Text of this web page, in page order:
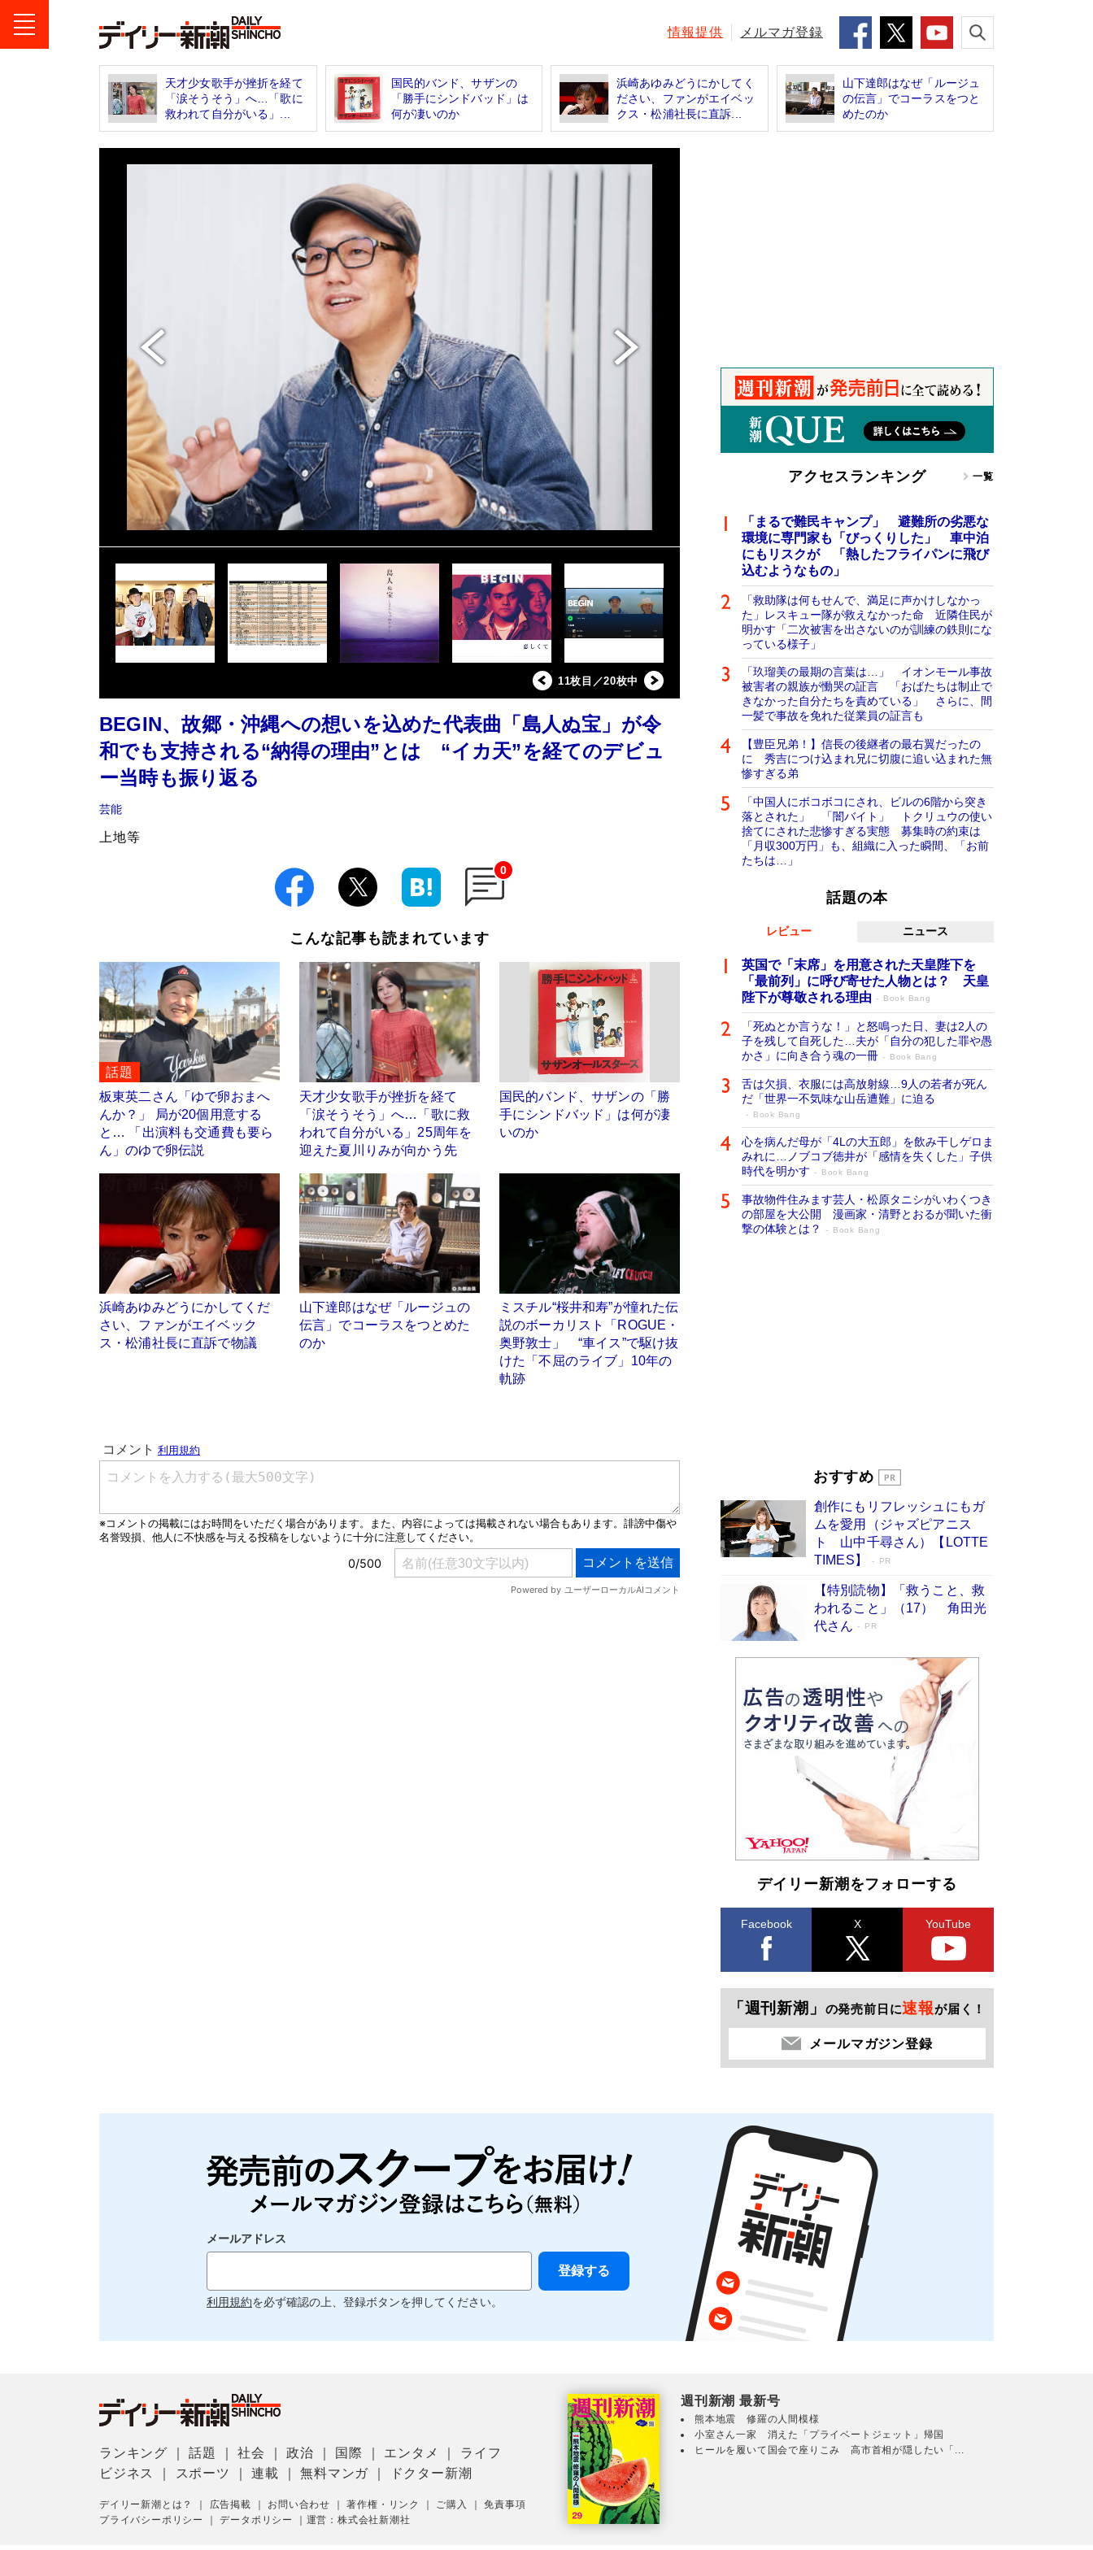
情報提供 メルマガ登録
天才少女歌手が挫折を経て
「涙そうそう」へ…「歌に
救われて自分がいる」...
国民的バンド、サザンの
「勝手にシンドバッド」は
何が凄いのか
浜崎あゆみどうにかしてく
ださい、ファンがエイベッ
クス・松浦社長に直訴...
山下達郎はなぜ「ルージュ
の伝言」でコーラスをつと
めたのか
11枚目／20枚中
BEGIN、故郷・沖縄への想いを込めた代表曲「島人ぬ宝」が令
和でも支持される“納得の理由”とは “イカ天”を経てのデビュ
ー当時も振り返る
芸能
上地等
0
こんな記事も読まれています
話題
板東英二さん「ゆで卵おまへ
んか？」 局が20個用意する
と… 「出演料も交通費も要ら
ん」のゆで卵伝説
天才少女歌手が挫折を経て
「涙そうそう」へ…「歌に救
われて自分がいる」25周年を
迎えた夏川りみが向かう先
国民的バンド、サザンの「勝
手にシンドバッド」は何が凄
いのか
浜崎あゆみどうにかしてくだ
さい、ファンがエイベック
ス・松浦社長に直訴で物議
山下達郎はなぜ「ルージュの
伝言」でコーラスをつとめた
のか
ミスチル“桜井和寿”が憧れた伝
説のボーカリスト「ROGUE・
奥野敦士」 “車イス”で駆け抜
けた「不屈のライブ」10年の
軌跡
アクセスランキング 一覧
「まるで難民キャンプ」 避難所の劣悪な
環境に専門家も「びっくりした」 車中泊
にもリスクが 「熱したフライパンに飛び
込むようなもの」
「救助隊は何もせんで、満足に声かけしなかっ
た」レスキュー隊が救えなかった命 近隣住民が
明かす「二次被害を出さないのが訓練の鉄則にな
っている様子」
「玖瑠美の最期の言葉は…」 イオンモール事故
被害者の親族が慟哭の証言 「おばたちは制止で
きなかった自分たちを責めている」 さらに、間
一髪で事故を免れた従業員の証言も
【豊臣兄弟！】信長の後継者の最右翼だったの
に 秀吉につけ込まれ兄に切腹に追い込まれた無
惨すぎる弟
「中国人にボコボコにされ、ビルの6階から突き
落とされた」 「闇バイト」 トクリュウの使い
捨てにされた悲惨すぎる実態 募集時の約束は
「月収300万円」も、組織に入った瞬間、「お前
たちは…」
話題の本
レビュー ニュース
英国で「末席」を用意された天皇陛下を
「最前列」に呼び寄せた人物とは？ 天皇
陛下が尊敬される理由
Book Bang
「死ぬとか言うな！」と怒鳴った日、妻は2人の
子を残して自死した…夫が「自分の犯した罪や愚
かさ」に向き合う魂の一冊
Book Bang
舌は欠損、衣服には高放射線…9人の若者が死ん
だ「世界一不気味な山岳遭難」に迫る
Book Bang
心を病んだ母が「4Lの大五郎」を飲み干しゲロま
みれに…ノブコブ徳井が「感情を失くした」子供
時代を明かす
Book Bang
事故物件住みます芸人・松原タニシがいわくつき
の部屋を大公開 漫画家・清野とおるが聞いた衝
撃の体験とは？
Book Bang
で決まっている 東大生に早生まれが少ない理由
坂本龍一「ステージ4」のガンとの闘病を語る
Book Bang
おすすめ
創作にもリフレッシュにもガ
ムを愛用（ジャズピアニス
ト 山中千尋さん）【LOTTE
TIMES】
PR
【特別読物】「救うこと、救
われること」（17） 角田光
代さん
PR
デイリー新潮をフォローする
Facebook X YouTube
「週刊新潮」 の発売前日に速報が届く！
メールマガジン登録
メールアドレス
利用規約を必ず確認の上、登録ボタンを押してください。
ランキング ｜話題 ｜社会 ｜政治 国際 エンタメ
ライフ
ビジネス
スポーツ ｜連載 ｜無料マンガ ドクター新潮
デイリー新潮とは？ 広告掲載 お問い合わせ ｜著作権・リンク ご購入 ｜免責事項
プライバシーポリシー
｜データポリシー 運営：株式会社新潮社
週刊新潮 最新号
熊本地震 修羅の人間模様
小室さん一家 消えた「プライベートジェット」帰国
ヒールを履いて国会で座りこみ 高市首相が隠したい「...